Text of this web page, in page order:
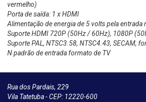
vermelho)
Porta de saída: 1 x HDMI
Alimentação de energia de 5 volts pela entrada
Suporte HDMI 720P (50Hz / 60Hz), 1080P
Suporte PAL, NTSC3.58, NTSC4.43, SECAM,
N padrão de entrada formato de TV
Rua dos Pardais, 229
Vila Tatetuba - CEP: 12220-600